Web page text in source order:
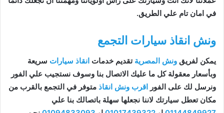
في امان تام علي الطريق.
ونش انقاذ سيارات التجمع
يمكن لفريق ونش المصرية تقديم خدمات انقاذ سيارات سريعة
وبأسعار معقولة كل ما عليك الاتصال بنا وسوف نستجيب علي الفور
ونرسل لك على الفور اقرب ونش انقاذ متوفر في التجمع بالقرب من
مكان تعطل سيارتك لاننا نجعلها سهلة باتصالك بنا علي